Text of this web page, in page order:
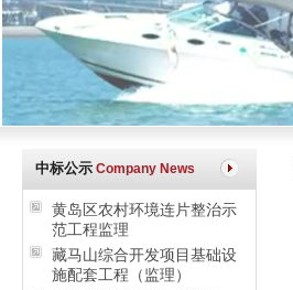
中标公示 Company News
黄岛区农村环境连片整治示
范工程监理
藏马山综合开发项目基础设
施配套工程（监理）